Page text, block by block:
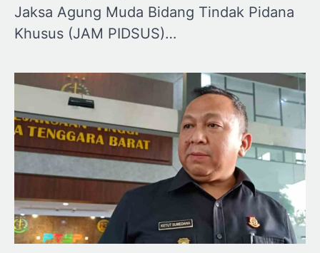
Jaksa Agung Muda Bidang Tindak Pidana
Khusus (JAM PIDSUS)…